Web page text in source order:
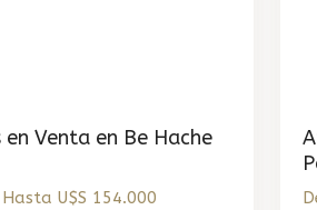
Venta en Be Hache
Hasta U$S 154.000